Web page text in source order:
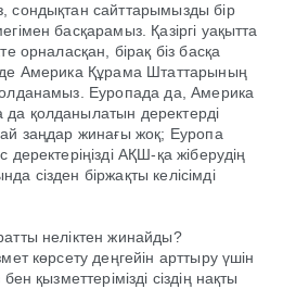
сондықтан сайттарымызды бір
басқарамыз. Қазіргі уақытта
орналасқан, бірақ біз басқа
Америка Құрама Штаттарының
Еуропада да, Америка
қолданылатын деректерді
заңдар жинағы жоқ; Еуропа
деректеріңізді АҚШ-қа жіберудің
сізден біржақты келісімді
неліктен жинайды?
көрсету деңгейін арттыру үшін
қызметтерімізді сіздің нақты